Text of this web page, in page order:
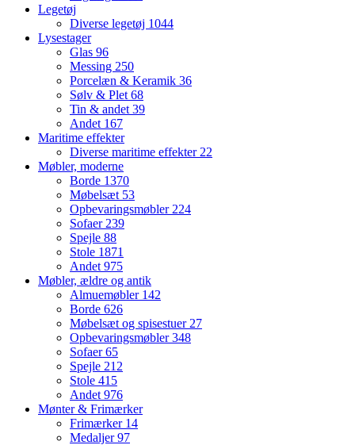
Legetøj
Diverse legetøj 1044
Lysestager
Glas 96
Messing 250
Porcelæn & Keramik 36
Sølv & Plet 68
Tin & andet 39
Andet 167
Maritime effekter
Diverse maritime effekter 22
Møbler, moderne
Borde 1370
Møbelsæt 53
Opbevaringsmøbler 224
Sofaer 239
Spejle 88
Stole 1871
Andet 975
Møbler, ældre og antik
Almuemøbler 142
Borde 626
Møbelsæt og spisestuer 27
Opbevaringsmøbler348
Sofaer65
Spejle 212
Stole 415
Andet 976
Mønter & Frimærker
Frimærker 14
Medaljer97